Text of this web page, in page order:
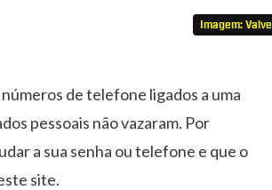
Imagem: Valve
de telefone ligados a uma
pessoais não vazaram. Por
a sua senha ou telefone e que o
site.